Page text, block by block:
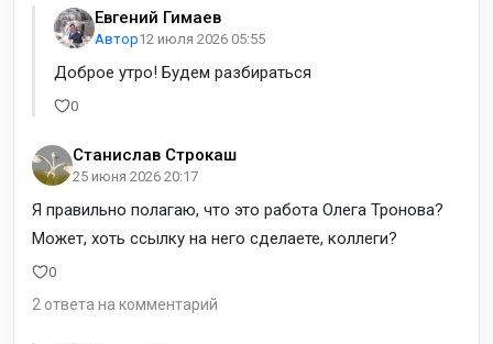
Евгений Гимаев
Автор12 июля 2026 05:55
Доброе утро! Будем разбираться
0
Станислав Строкаш
25 июня 2026 20:17
Я правильно полагаю, что это работа Олега Тронова?
Может, хоть ссылку на него сделаете, коллеги?
0
2 ответа на комментарий